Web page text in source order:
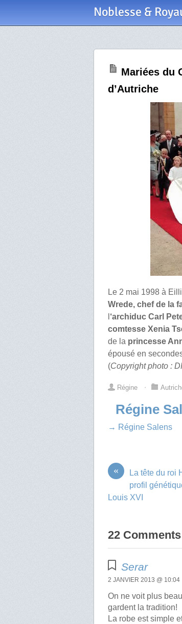
Noblesse &
Mariées du
d’Autriche
Le 2 mai 1998 à
Wrede, chef de la
‘archiduc Carl
comtesse Xenia
de la princesse
épousé en
(Copyright photo :
Régine ⋅
Régine
→ Régine Salens
«
La tête du roi
profil
Louis XVI
22 Comments
Serar
2 JANVIER 2013 @ 10:04
On ne voit plus
gardent la tradition!
La robe est simple